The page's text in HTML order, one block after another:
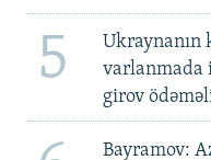
5
Ukraynanın
varlanmada
girov
Bayramov: